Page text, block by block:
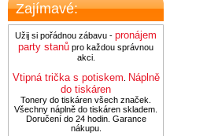
Zajímavé:
Užij si pořádnou zábavu - pronájem
party stanů pro každou správnou
akci.
Vtipná trička s potiskem Náplně
do tiskáren
Tonery do tiskáren všech značek.
Všechny náplně do tiskáren skladem.
Doručení do 24 hodin. Garance
nákupu.